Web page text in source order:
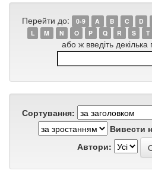
Перейти до: 0-9 A B C D
L
M N O P Q R S T
або ж введіть
Сортування:
Вивести
Автори: